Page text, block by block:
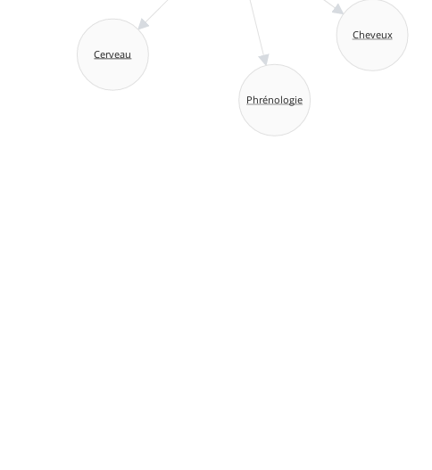
Cheveux
Phrénologie
Cerveau